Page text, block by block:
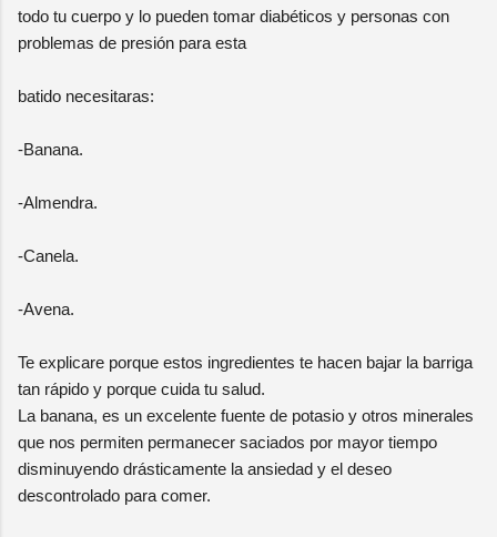
todo tu cuerpo y lo pueden tomar diabéticos y personas con
problemas de presión para esta
batido necesitaras:
-Banana.
-Almendra.
-Canela.
-Avena.
Te explicare porque estos ingredientes te hacen bajar la barriga
tan rápido y porque cuida tu salud.
La banana, es un excelente fuente de potasio y otros minerales
que nos permiten permanecer saciados por mayor tiempo
disminuyendo drásticamente la ansiedad y el deseo
descontrolado para comer.